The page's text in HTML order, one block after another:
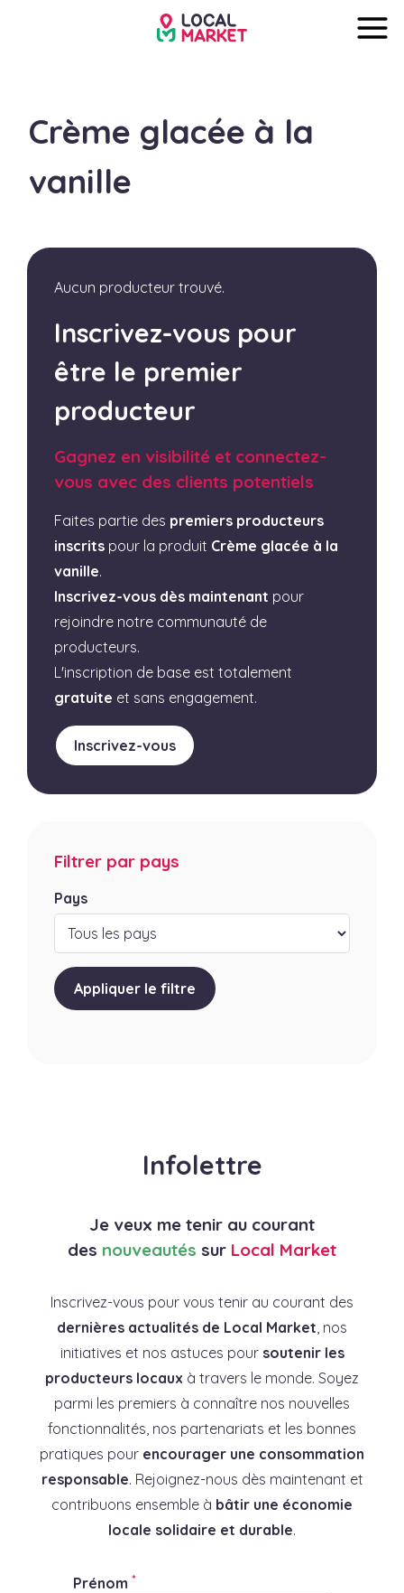
Crème glacée à la
vanille
Aucun producteur trouvé.
Inscrivez-vous pour
être le premier
producteur
Gagnez en visibilité et connectez-
vous avec des clients potentiels
Faites partie des premiers producteurs
inscrits pour la produit Crème glacée à la
vanille.
Inscrivez-vous dès maintenant pour
rejoindre notre communauté de
producteurs.
L'inscription de base est totalement
gratuite et sans engagement.
Inscrivez-vous
Filtrer par pays
Pays
Appliquer le filtre
Infolettre
Je veux me tenir au courant
des nouveautés sur Local Market
Inscrivez-vous pour vous tenir au courant des
dernières actualités de Local Market, nos
initiatives et nos astuces pour soutenir les
producteurs locaux à travers le monde. Soyez
parmi les premiers à connaître nos nouvelles
fonctionnalités, nos partenariats et les bonnes
pratiques pour encourager une consommation
responsable. Rejoignez-nous dès maintenant et
contribuons ensemble à bâtir une économie
locale solidaire et durable.
Prénom *